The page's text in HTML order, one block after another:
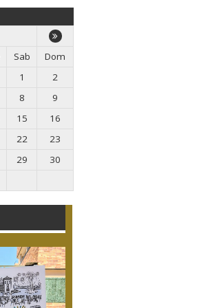
Sab
Dom
1
2
8
9
15
16
22
23
29
30